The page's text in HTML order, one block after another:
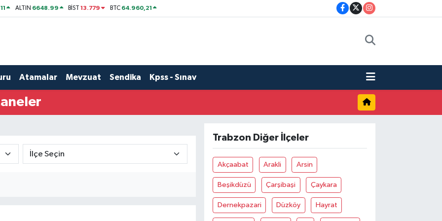
ALTIN 6648.99 BİST13.779 BTC 64.960,21
Atamalar Mevzuat Sendika Kpss - Sınav
Trabzon Diğer İlçeler
Akçaabat Arakli Arsin
Beşikdüzü Çarşibaşi Çaykara
Dernekpazari Düzköy Hayrat